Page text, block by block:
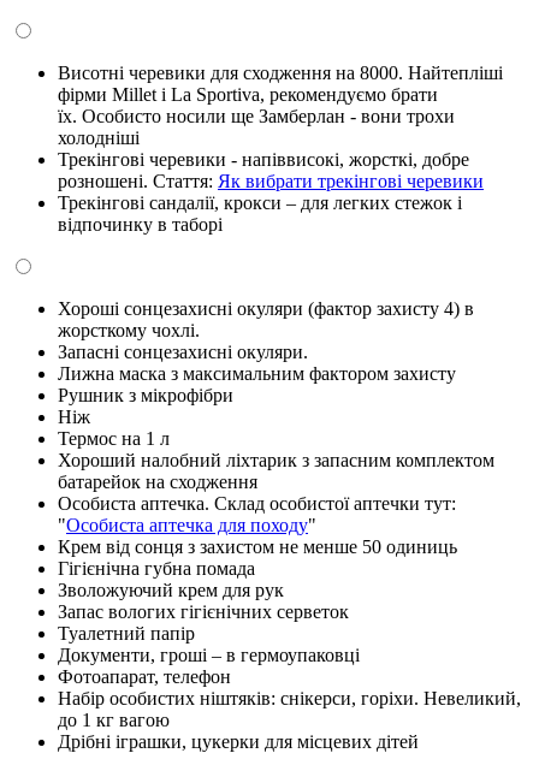
Висотні черевики для сходження на 8000. Найтепліші
фірми Millet і La Sportiva, рекомендуємо брати
їх. Особисто носили ще Замберлан - вони трохи
холодніші
Трекінгові черевики - напіввисокі, жорсткі, добре
розношені. Стаття: Як вибрати трекінгові черевики
Трекінгові сандалії, крокси – для легких стежок і
відпочинку в таборі
Хороші сонцезахисні окуляри (фактор захисту 4) в
жорсткому чохлі.
Запасні сонцезахисні окуляри.
Лижна маска з максимальним фактором захисту
Рушник з мікрофібри
Ніж
Термос на 1 л
Хороший налобний ліхтарик з запасним комплектом
батарейок на сходження
Особиста аптечка. Склад особистої аптечки тут:
"Особиста аптечка для походу"
Крем від сонця з захистом не менше 50 одиниць
Гігієнічна губна помада
Зволожуючий крем для рук
Запас вологих гігієнічних серветок
Туалетний папір
Документи, гроші – в гермоупаковці
Фотоапарат, телефон
Набір особистих ніштяків: снікерси, горіхи. Невеликий,
до 1 кг вагою
Дрібні іграшки, цукерки для місцевих дітей